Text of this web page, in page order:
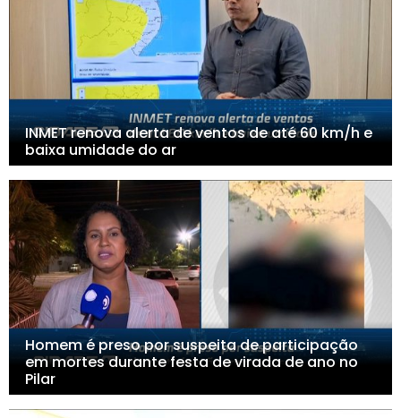
INMET renova alerta de ventos de até 60 km/h e
baixa umidade do ar
Homem é preso por suspeita de participação
em mortes durante festa de virada de ano no
Pilar